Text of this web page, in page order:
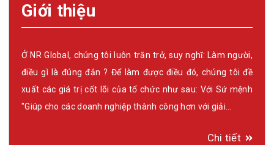
Giới thiệu
Ở NR Global, chúng tôi luôn trăn trở, suy nghĩ: Làm người,
điều gì là đúng đắn ? Để làm được điều đó, chúng tôi đề
xuất các giá trị cốt lõi của tổ chức như sau: Với Sứ mệnh
"Giúp cho các doanh nghiệp thành công hơn với giải…
Chi tiết